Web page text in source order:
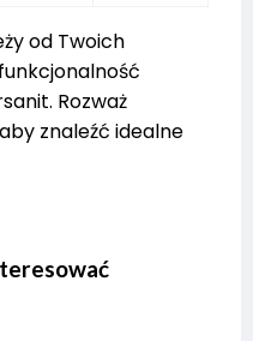
od Twoich
Rozważ
znaleźć idealne